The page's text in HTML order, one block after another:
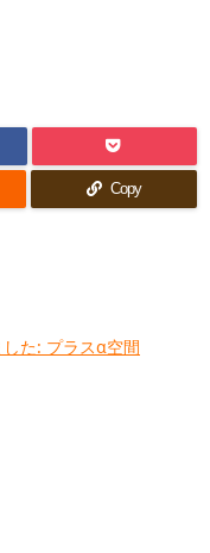
Copy
た: プラスα空間